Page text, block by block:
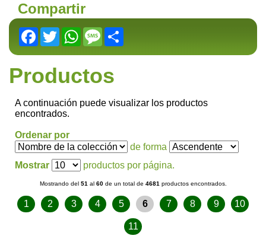
Compartir
Facebook
TwitterWhatsApp
Message
Productos
A continuación puede visualizar los productos
encontrados.
Ordenar por
de forma
Mostrar
productos por página.
Mostrando del 51 al 60de un total de 4681 productos encontrados.
1 2 3 4 5 6 7 8 9 10
11